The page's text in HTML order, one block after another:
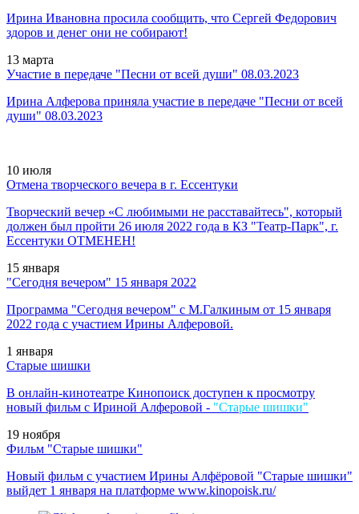
Ирина Ивановна просила сообщить, что Сергей Федорович
здоров и денег они не собирают!
13 марта
Участие в передаче "Песни от всей души" 08.03.2023
Ирина Алферова приняла участие в передаче "Песни от всей
души" 08.03.2023
10 июля
Отмена творческого вечера в г. Ессентуки
Творческий вечер «С любимыми не расставайтесь", который
должен был пройти 26 июля 2022 года в КЗ "Театр-Парк", г.
Ессентуки ОТМЕНЕН!
15 января
"Сегодня вечером" 15 января 2022
Программа "Сегодня вечером" с М.Галкиным от 15 января
2022 года с участием Ирины Алферовой.
1 января
Старые шишки
В онлайн-кинотеатре Кинопоиск доступен к просмотру
новый фильм с Ириной Алферовой - "Старые шишки"
19 ноября
Фильм "Старые шишки"
Новый фильм с участием Ирины Алфёровой "Старые шишки"
выйдет 1 января на платформе www.kinopoisk.ru/